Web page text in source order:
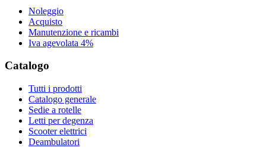
Noleggio
Acquisto
Manutenzione e ricambi
Iva agevolata 4%
Catalogo
Tutti i prodotti
Catalogo generale
Sedie a rotelle
Letti per degenza
Scooter elettrici
Deambulatori